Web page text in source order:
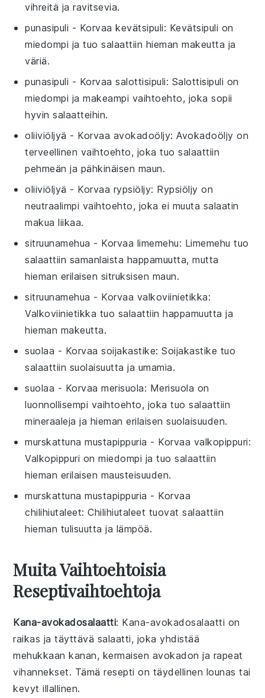
vihreitä ja ravitsevia.
punasipuli - Korvaakevätsipuli: Kevätsipuli on
miedompi ja tuo salaattiin hieman makeutta ja
väriä.
punasipuli - Korvaasalottisipuli: Salottisipuli on
miedompi ja makeampi vaihtoehto, joka sopii
hyvin salaatteihin.
oliiviöljyä - Korvaa avokadoöljy: Avokadoöljy on
terveellinen vaihtoehto, joka tuo salaattiin
pehmeän ja pähkinäisen maun.
oliiviöljyä - Korvaa rypsiöljy: Rypsiöljy on
neutraalimpi vaihtoehto, joka ei muuta salaatin
makua liikaa.
sitruunamehua - Korvaa limemehu: Limemehu tuo
salaattiin samanlaista happamuutta, mutta
hieman erilaisen sitruksisen maun.
sitruunamehua - Korvaa valkoviinietikka:
Valkoviinietikka tuo salaattiin happamuutta ja
hieman makeutta.
suolaa - Korvaasoijakastike: Soijakastike tuo
salaattiin suolaisuutta ja umamia.
suolaa - Korvaamerisuola: Merisuola on
luonnollisempi vaihtoehto, joka tuo salaattiin
mineraaleja ja hieman erilaisen suolaisuuden.
murskattuna mustapippuria - Korvaa valkopippuri:
Valkopippuri on miedompi ja tuo salaattiin
hieman erilaisen mausteisuuden.
murskattuna mustapippuria - Korvaa
chilihiutaleet: Chilihiutaleet tuovat salaattiin
hieman tulisuutta ja lämpöä.
Muita Vaihtoehtoisia
Reseptivaihtoehtoja
Kana-avokadosalaatti: Kana-avokadosalaatti on
raikas ja täyttävä salaatti, joka yhdistää
mehukkaan kanan, kermaisen avokadon ja rapeat
vihannekset. Tämäresepti on täydellinen lounas tai
kevyt illallinen.